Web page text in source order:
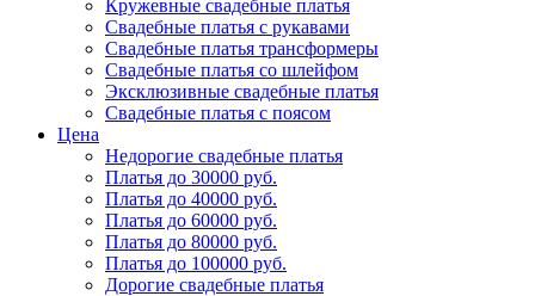
Кружевные свадебные платья
Свадебные платья с рукавами
Свадебные платья трансформеры
Свадебные платья со шлейфом
Эксклюзивные свадебные платья
Свадебные платья с поясом
Цена
Недорогие свадебные платья
Платья до 30000 руб.
Платья до 40000 руб.
Платья до 60000 руб.
Платья до 80000 руб.
Платья до 100000 руб.
Дорогие свадебные платья